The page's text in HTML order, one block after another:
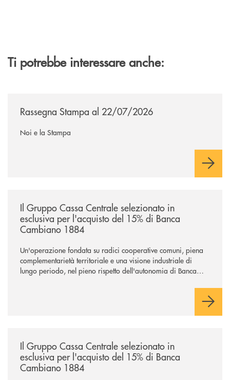
Ti potrebbe interessare anche:
Rassegna Stampa al 22/07/2026
Noi e la Stampa
Il Gruppo Cassa Centrale selezionato in
esclusiva per l'acquisto del 15% di Banca
Cambiano 1884
Un'operazione fondata su radici cooperative comuni, piena
complementarietà territoriale e una visione industriale di
lungo periodo, nel pieno rispetto dell'autonomia di Banca
negoziazione esclusiva per la finalizzazione dell’operazione.
Il Gruppo Cassa Centrale selezionato in
esclusiva per l'acquisto del 15% di Banca
Cambiano 1884